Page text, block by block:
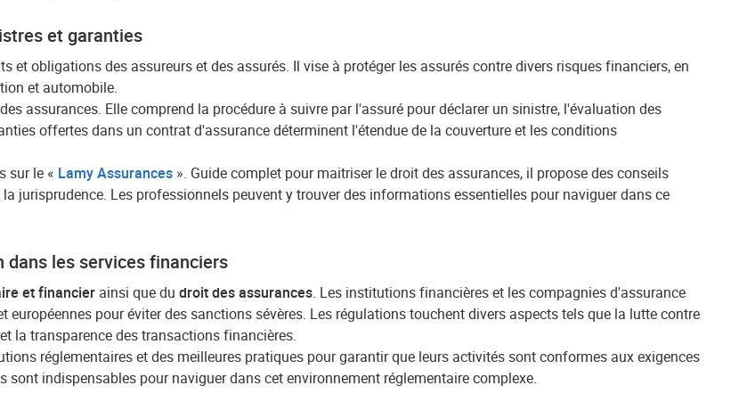
et garanties
et obligations des assureurs et des assurés. Il vise à protéger les assurés contre divers risques financiers, en
et automobile.
assurances. Elle comprend la procédure à suivre par l'assuré pour déclarer un sinistre, l'évaluation des
offertes dans un contrat d'assurance déterminent l'étendue de la couverture et les conditions
sur le « Lamy Assurances ». Guide complet pour maitriser le droit des assurances, il propose des conseils
jurisprudence. Les professionnels peuvent y trouver des informations essentielles pour naviguer dans ce
les services financiers
et financier ainsi que du droit des assurances. Les institutions financières et les compagnies d'assurance
pour éviter des sanctions sévères. Les régulations touchent divers aspects tels que la lutte contre
la transparence des transactions financières.
réglementaires et des meilleures pratiques pour garantir que leurs activités sont conformes aux exigences
indispensables pour naviguer dans cet environnement réglementaire complexe.